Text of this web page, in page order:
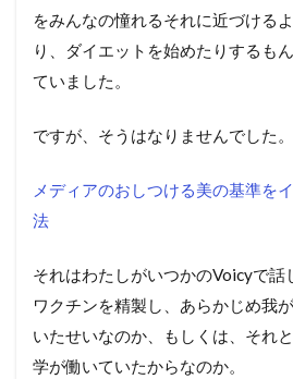
をみんなの憧れるそれに近づける
り、ダイエットを始めたりするも
ていました。
ですが、そうはなりませんでした。
メディアのおしつける美の基準を
法
それはわたしがいつかのVoicyで話
ワクチンを精製し、あらかじめ我
いたせいなのか、もしくは、それ
学が働いていたからなのか。